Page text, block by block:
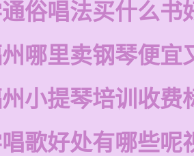
俗唱法买什么书
哪里卖钢琴便宜
小提琴培训收费
歌好处有哪些呢